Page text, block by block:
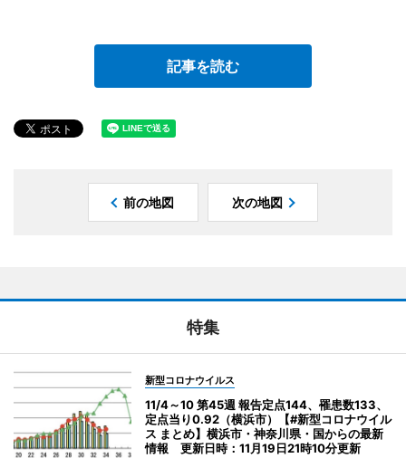
記事を読む
前の地図 次の地図
特集
新型コロナウイルス
11/4～10 第45週 報告定点144、罹患数133、
定点当り0.92（横浜市）【#新型コロナウイル
ス まとめ】横浜市・神奈川県・国からの最新
情報 更新日時：11月19日21時10分更新